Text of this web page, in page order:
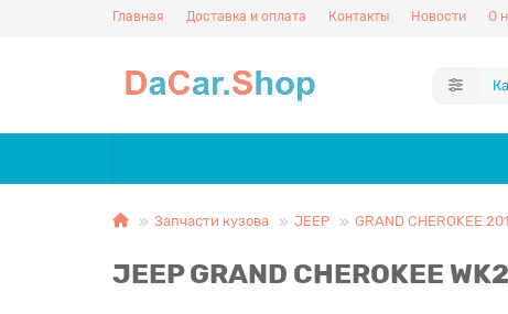
Главная Доставка и оплата Контакты Новости О
Запчасти кузова JEEP GRAND CHEROKEE
JEEP GRAND CHEROKEE